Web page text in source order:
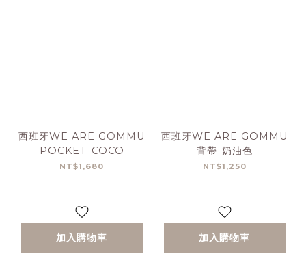
西班牙WE ARE GOMMU
POCKET-COCO
NT$1,680
加入購物車
西班牙WE ARE GOMMU
背帶-奶油色
NT$1,250
加入購物車